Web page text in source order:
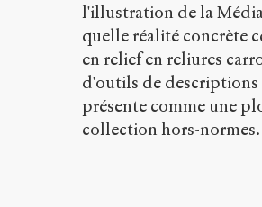
l'illustration de la
quelle réalité concrète
en relief en reliures
d'outils de descriptions
présente comme une
collection hors-normes.